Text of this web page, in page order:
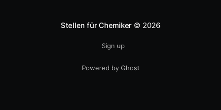
Stellen für Chemiker © 2026
Sign up
Powered by Ghost